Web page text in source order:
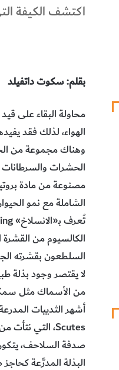
اكتشف الكيفة
بقلم: سكوت داتفيلد
محاولة البقاء على
الهواء، لذلك فقد
الشاملة مع نمو
الكالسيوم من
السلطعون بقشرته
لا يقتصر وجود بذلة
البذلة المدرَّعة